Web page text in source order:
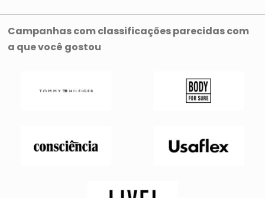
Campanhas com classificações parecidas com
a que você gostou